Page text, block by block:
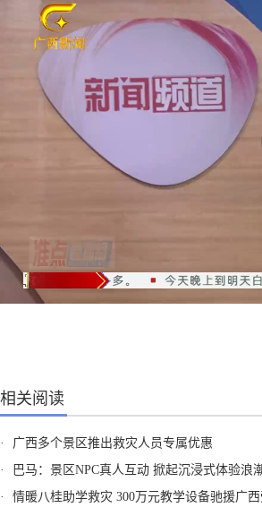
相关阅读
·
广西多个景区推出救灾人员专属优惠
·
巴马：景区NPC真人互动 掀起沉浸式体验浪
·
情暖八桂助学救灾 300万元教学设备驰援广